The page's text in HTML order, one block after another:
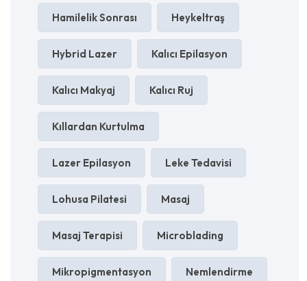
Hamilelik Sonrası Heykeltraş
Hybrid Lazer Kalıcı Epilasyon
Kalıcı Makyaj Kalıcı Ruj
Kıllardan Kurtulma
Lazer Epilasyon Leke Tedavisi
Lohusa Pilatesi Masaj
Masaj Terapisi Microblading
Mikropigmentasyon Nemlendirme